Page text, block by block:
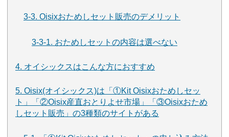
3-3. Oisixおためしセット販売のデメリット
3-3-1. おためしセットの内容は選べない
4. オイシックスはこんな方におすすめ
5. Oisix(オイシックス)は「①Kit Oisixおためしセッ
ト」「②Oisix産直おとりよせ市場」「③Oisixおため
しセット販売」の3種類のサイトがある